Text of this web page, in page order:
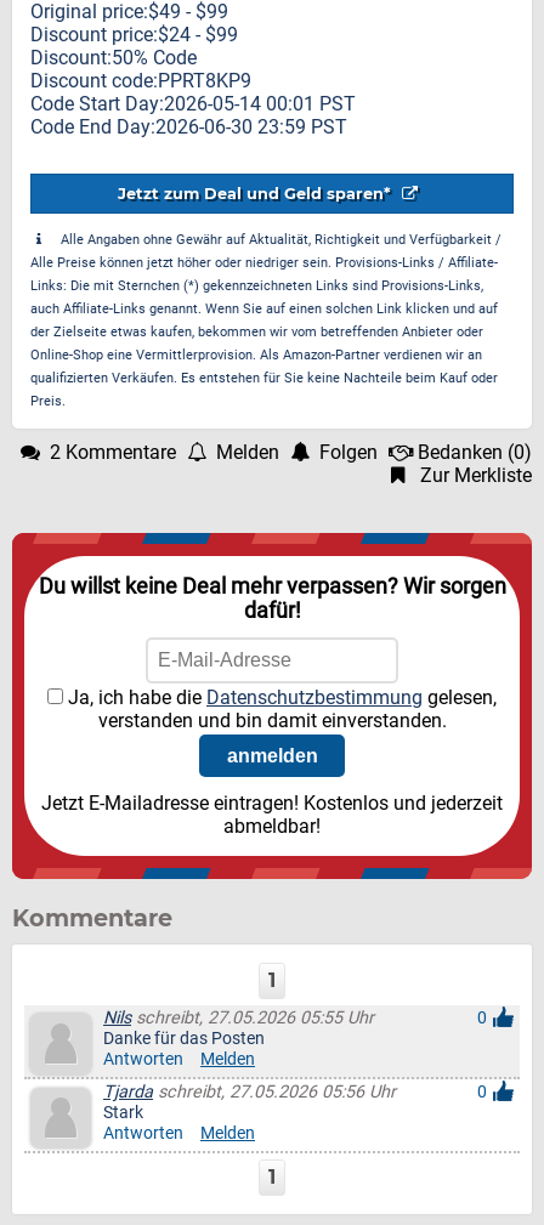
Original price:$49 - $99
Discount price:$24 - $99
Discount:50% Code
Discount code:PPRT8KP9
Code Start Day:2026-05-14 00:01 PST
Code End Day:2026-06-30 23:59 PST
Jetzt zum Deal und Geld sparen*
Alle Angaben ohne Gewähr auf Aktualität, Richtigkeit und Verfügbarkeit /
Alle Preise können jetzt höher oder niedriger sein. Provisions-Links / Affiliate-
Links: Die mit Sternchen (*) gekennzeichneten Links sind Provisions-Links,
auch Affiliate-Links genannt. Wenn Sie auf einen solchen Link klicken und auf
der Zielseite etwas kaufen, bekommen wir vom betreffenden Anbieter oder
Online-Shop eine Vermittlerprovision. Als Amazon-Partner verdienen wir an
qualifizierten Verkäufen. Es entstehen für Sie keine Nachteile beim Kauf oder
Preis.
2 Kommentare Melden Folgen Bedanken (0)
Zur Merkliste
Du willst keine Deal mehr verpassen? Wir sorgen
dafür!
Ja, ich habe die Datenschutzbestimmung gelesen,
verstanden und bin damit einverstanden.
Jetzt E-Mailadresse eintragen! Kostenlos und jederzeit
abmeldbar!
Kommentare
1
Nilsschreibt, 27.05.2026 05:55 Uhr
0
Danke für das Posten
Antworten
Melden
Tjardaschreibt, 27.05.2026 05:56 Uhr
0
Stark
Antworten
Melden
1